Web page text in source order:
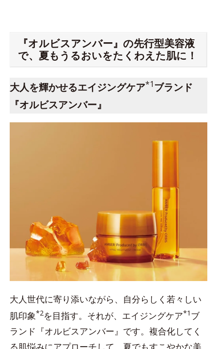
『オルビスアンバー』の先行型美容液
で、夏もうるおいをたくわえた肌に！
大人を輝かせるエイジングケア*1ブランド
『オルビスアンバー』
大人世代に寄り添いながら、自分らしく若々しい
肌印象*2を目指す。それが、エイジングケア*1 ブ
ランド『オルビスアンバー』です。複合化してく
る肌悩みにアプローチして、夏でもすこやかな美